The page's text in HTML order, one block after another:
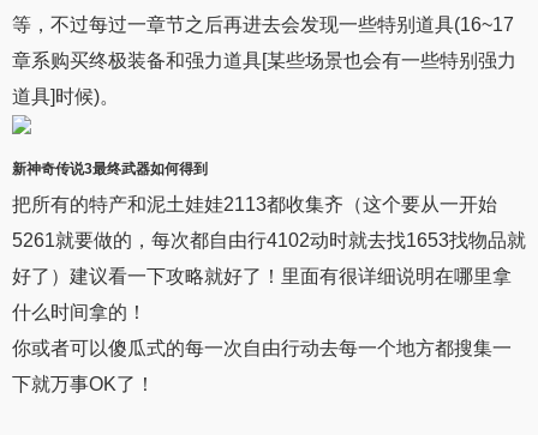
等，不过每过一章节之后再进去会发现一些特别道具(16~17
章系购买终极装备和强力道具[某些场景也会有一些特别强力
道具]时候)。
新神奇传说3最终武器如何得到
把所有的特产和泥土娃娃2113都收集齐（这个要从一开始
5261就要做的，每次都自由行4102动时就去找1653找物品就
好了）建议看一下攻略就好了！里面有很详细说明在哪里拿
什么时间拿的！
你或者可以傻瓜式的每一次自由行动去每一个地方都搜集一
下就万事OK了！